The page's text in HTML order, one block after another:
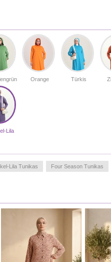
: 90, HEIGHT: 175,
Orange Türkis
Lila
Lila Tunikas Four Season Tunikas